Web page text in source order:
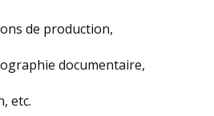
de production,
documentaire,
etc.